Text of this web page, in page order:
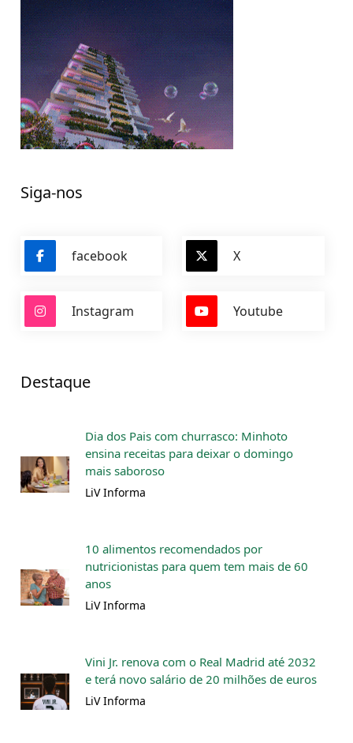
Siga-nos
facebook X
Instagram Youtube
Destaque
Dia dos Pais com churrasco: Minhoto
ensina receitas para deixar o domingo
mais saboroso
LiV Informa
10 alimentos recomendados por
nutricionistas para quem tem mais de 60
anos
LiV Informa
Vini Jr. renova com o Real Madrid até 2032
e terá novo salário de 20 milhões de euros
LiV Informa